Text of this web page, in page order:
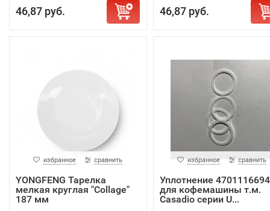
46,87 руб. 46,87 руб.
избранное сравнить
YONGFENG Тарелка
мелкая круглая "Collage"
187 мм
избранное сравнить
Уплотнение 4701116694
для кофемашины т.м.
Casadio серии U...